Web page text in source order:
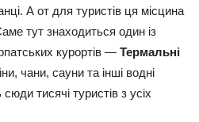
А от для туристів ця місцина
тут знаходиться один із
курортів — Термальні
чани, сауни та інші водні
тисячі туристів з усіх